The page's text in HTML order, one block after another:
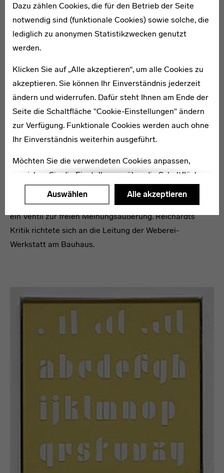
Dazu zählen Cookies, die für den Betrieb der Seite
notwendig sind (funktionale Cookies) sowie solche, die
lediglich zu anonymen Statistikzwecken genutzt
werden.
Klicken Sie auf „Alle akzeptieren“, um alle Cookies zu
akzeptieren. Sie können Ihr Einverständnis jederzeit
ändern und widerrufen. Dafür steht Ihnen am Ende der
Seite die Schaltfläche "Cookie-Einstellungen" ändern
zur Verfügung. Funktionale Cookies werden auch ohne
Ihr Einverständnis weiterhin ausgeführt.
Möchten Sie die verwendeten Cookies anpassen,
erreichen Sie die Einstellungen über die Schaltfläche
"Auswählen".
Auswählen Alle akzeptieren
Sie brauchen das Bauhaus
In ihrer Collage „sie brauchen das bauhaus“ fand
Margaretha Reichardt (am Bauhaus „Grete“ genannt)
ein Ventil zur freien Meinungsäußerung. Reichardts
Kritik richtete sich an die Leitung der Weberei-
Werkstatt am Bauhaus.